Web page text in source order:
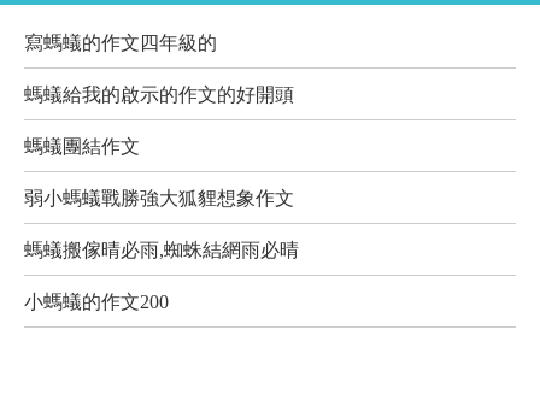
寫螞蟻的作文四年級的
螞蟻給我的啟示的作文的好開頭
螞蟻團結作文
弱小螞蟻戰勝強大狐貍想象作文
螞蟻搬傢晴必雨,蜘蛛結網雨必晴
小螞蟻的作文200